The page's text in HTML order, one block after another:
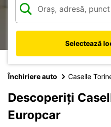
Selectează
Închiriere auto Caselle
Descoperiți
Europcar